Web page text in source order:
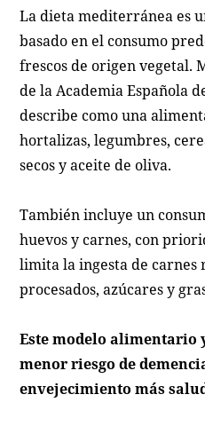
La dieta mediterránea es
basado en el consumo
frescos de origen vegetal.
de la Academia Española
describe como una
hortalizas, legumbres,
secos y aceite de oliva.
También incluye un
huevos y carnes, con
limita la ingesta de carnes
procesados, azúcares y
Este modelo alimentario
menor riesgo de
envejecimiento más